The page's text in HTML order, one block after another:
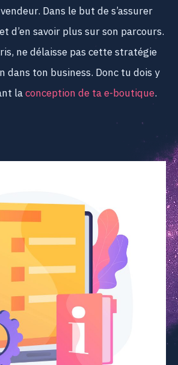
Dans le but de s’assurer
d’en savoir plus sur son parcours.
ne délaisse pas cette stratégie
dans ton business. Donc tu dois y
laconception de ta e-boutique.